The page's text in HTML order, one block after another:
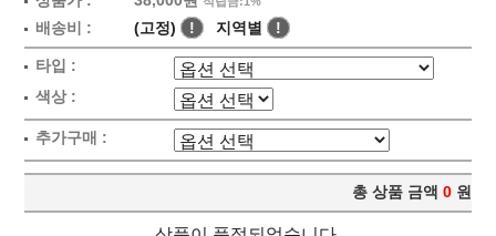
배송비 : (고정) ! 지역별 !
타입 :
색상 :
추가구매 :
총 상품 금액 0 원